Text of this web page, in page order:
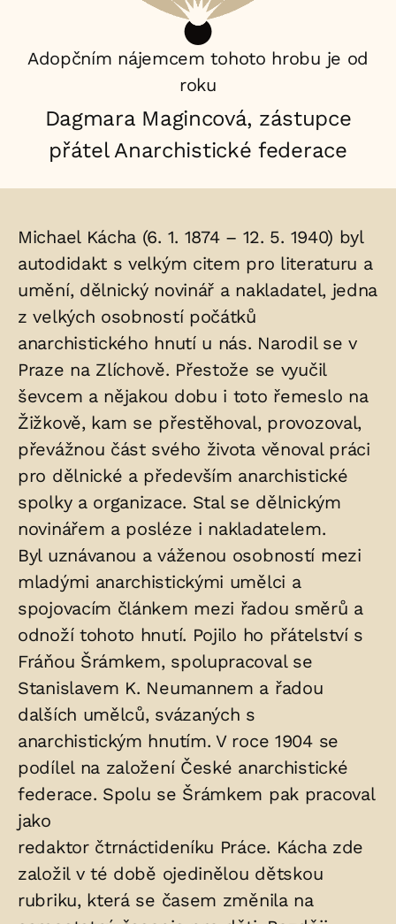
Adopčním nájemcem tohoto hrobu je od
roku
Dagmara Magincová, zástupce
přátel Anarchistické federace
Životopis
osoby/osob
uložených
v
hrobu:
Michael Kácha (6. 1. 1874 – 12. 5. 1940) byl
autodidakt s velkým citem pro literaturu a
umění, dělnický novinář a nakladatel, jedna
z velkých osobností počátků
anarchistického hnutí u nás. Narodil se v
Praze na Zlíchově. Přestože se vyučil
ševcem a nějakou dobu i toto řemeslo na
Žižkově, kam se přestěhoval, provozoval,
převážnou část svého života věnoval práci
pro dělnické a především anarchistické
spolky a organizace. Stal se dělnickým
novinářem a posléze i nakladatelem.
Byl uznávanou a váženou osobností mezi
mladými anarchistickými umělci a
spojovacím článkem mezi řadou směrů a
odnoží tohoto hnutí. Pojilo ho přátelství s
Fráňou Šrámkem, spolupracoval se
Stanislavem K. Neumannem a řadou
dalších umělců, svázaných s
anarchistickým hnutím. V roce 1904 se
podílel na založení České anarchistické
federace. Spolu se Šrámkem pak pracoval
jako
redaktor čtrnáctideníku Práce. Kácha zde
založil v té době ojedinělou dětskou
rubriku, která se časem změnila na